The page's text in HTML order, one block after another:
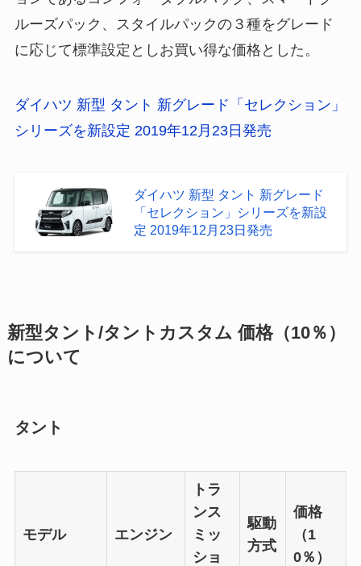
ルーズパック、スタイルパックの３種をグレード
に応じて標準設定としお買い得な価格とした。
ダイハツ 新型 タント 新グレード「セレクション」
シリーズを新設定 2019年12月23日発売
ダイハツ 新型 タント 新グレード
「セレクション」シリーズを新設
定 2019年12月23日発売
新型タント/タントカスタム 価格（10％）
について
タント
モデル エンジン
トラ
ンス
ミッ
ショ
駆動
方式
価格
（1
0％）